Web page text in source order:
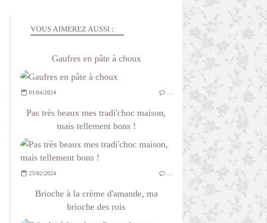
VOUS AIMEREZ AUSSI :
Gaufres en pâte à choux
01/04/2024
Pas très beaux mes tradi'choc maison,
mais tellement bons !
25/02/2024
Brioche à la crème d'amande, ma
brioche des rois